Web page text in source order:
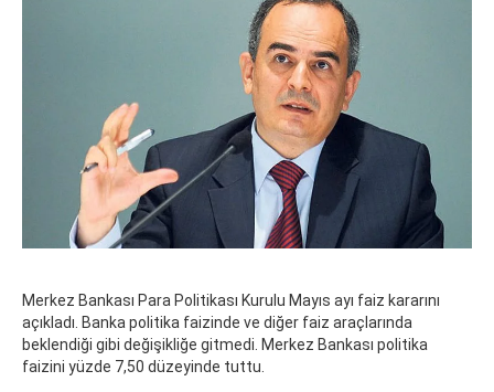
Merkez Bankası Para Politikası Kurulu Mayıs ayı faiz kararını
açıkladı. Banka politika faizinde ve diğer faiz araçlarında
beklendiği gibi değişikliğe gitmedi. Merkez Bankası politika
faizini yüzde 7,50 düzeyinde tuttu.